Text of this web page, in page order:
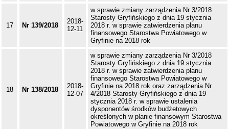
17 Nr 139/2018
2018-
12-11
w sprawie zmiany zarządzenia Nr 3/2018
Starosty Gryfińskiego z dnia 19 stycznia
2018 r. w sprawie zatwierdzenia planu
finansowego Starostwa Powiatowego w
Gryfinie na 2018 rok
18 Nr 138/2018
2018-
12-07
w sprawie zmiany zarządzenia Nr 3/2018
Starosty Gryfińskiego z dnia 19 stycznia
2018 r. w sprawie zatwierdzenia planu
finansowego Starostwa Powiatowego w
Gryfinie na 2018 rok oraz zarządzenia Nr
4/2018 Starosty Gryfińskiego z dnia 19
stycznia 2018 r. w sprawie ustalenia
dysponentów środków budżetowych
określonych w planie finansowym Starostwa
Powiatowego w Gryfinie na 2018 rok